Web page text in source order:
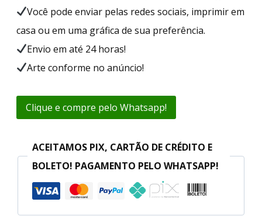
Você pode enviar pelas redes sociais, imprimir em
casa ou em uma gráfica de sua preferência.
Envio em até 24 horas!
Arte conforme no anúncio!
Clique e compre pelo Whatsapp!
ACEITAMOS PIX, CARTÃO DE CRÉDITO E
BOLETO! PAGAMENTO PELO WHATSAPP!